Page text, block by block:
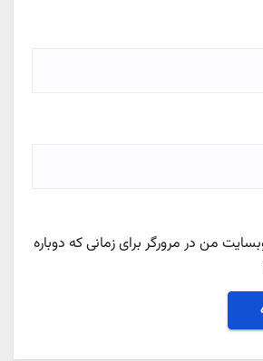
من در مرورگر برای زمانی که دوباره